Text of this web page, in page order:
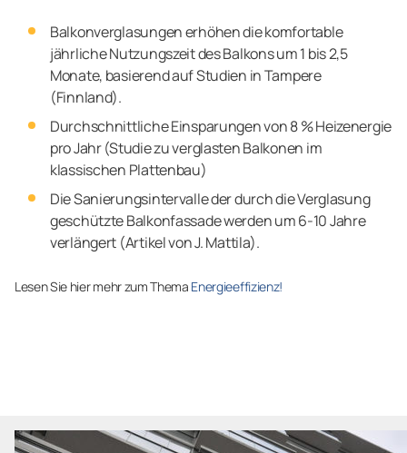
Balkonverglasungen erhöhen die komfortable
jährliche Nutzungszeit des Balkons um 1 bis 2,5
Monate, basierend auf Studien in Tampere
(Finnland).
Durchschnittliche Einsparungen von 8 % Heizenergie
pro Jahr (Studie zu verglasten Balkonen im
klassischen Plattenbau)
Die Sanierungsintervalle der durch die Verglasung
geschützte Balkonfassade werden um 6-10 Jahre
verlängert (Artikel von J. Mattila).
Lesen Sie hier mehr zum Thema Energieeffizienz!